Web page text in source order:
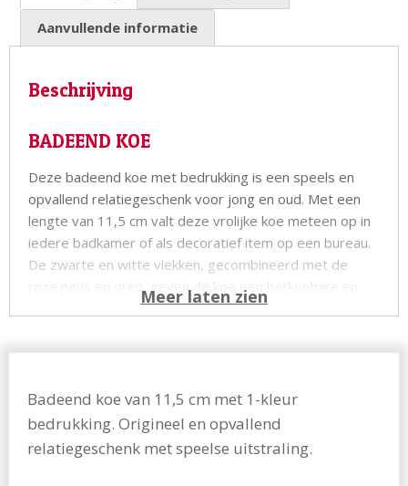
Aanvullende informatie
Beschrijving
BADEEND KOE
Deze badeend koe met bedrukking is een speels en
opvallend relatiegeschenk voor jong en oud. Met een
lengte van 11,5 cm valt deze vrolijke koe meteen op in
iedere badkamer of als decoratief item op een bureau.
De zwarte en witte vlekken, gecombineerd met de
roze neus en oren, geven de koe een herkenbare en
vriendelijke uitstraling.
origineel promotiemiddel voor beurzen, evenementen,
kinderactiviteiten of als ludiek relatiegeschenk.
Badeend koe van 11,5 cm met 1-kleur
bedrukking. Origineel en opvallend
relatiegeschenk met speelse uitstraling.